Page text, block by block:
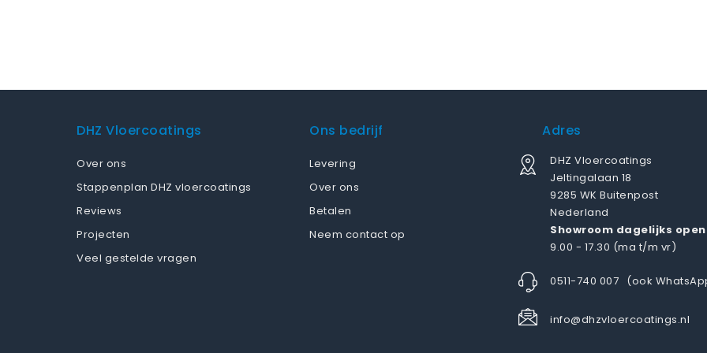
DHZ Vloercoatings
Over ons
Stappenplan DHZ vloercoatings
Reviews
Projecten
Veel gestelde vragen
Ons bedrijf
Levering
Over ons
Betalen
Neem contact op
Adres
DHZ Vloercoatings
Jeltingalaan 18
9285 WK Buitenpost
Nederland
Showroom dagelijks
9.00 - 17.30 (ma t/m vr)
0511-740 007 (ook
info@dhzvloercoatings.nl